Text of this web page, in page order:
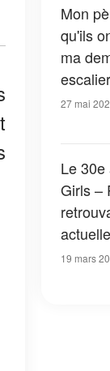
plus
Mon
qu'ils
ma
suis
27 mai
Le
Girls –
19 mars